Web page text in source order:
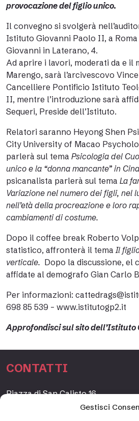
Gestisci
provocazione del figlio unico.
Il convegno si svolgerà
Istituto Giovanni Paolo II, a
Giovanni in Laterano, 4.
Ad aprire i lavori, moderati da e il
Marengo, sarà l’arcivescovo
Cancelliere Pontificio Istituto
II, mentre l’introduzione sarà
Sequeri, Preside dell’Istituto.
Relatori saranno Heyong Shen
City University of Macao
parlerà sul tema Psicologia del
unico e la “donna mancante” in
psicanalista parlerà sul tema La
Variazione nel numero dei figli, nel
nell’età della procreazione e loro
cambiamenti di costume.
Dopo il coffee break Roberto
statistico, affronterà il tema Il
verticale. Dopo la discussione, el
affidate al demografo Gian Carlo
Per informazioni:
698 85 539 – www.istitutogp2.it
Approfondisci sul sito dell’Istituto
CONTATTI
Piazza di San Calisto 16,